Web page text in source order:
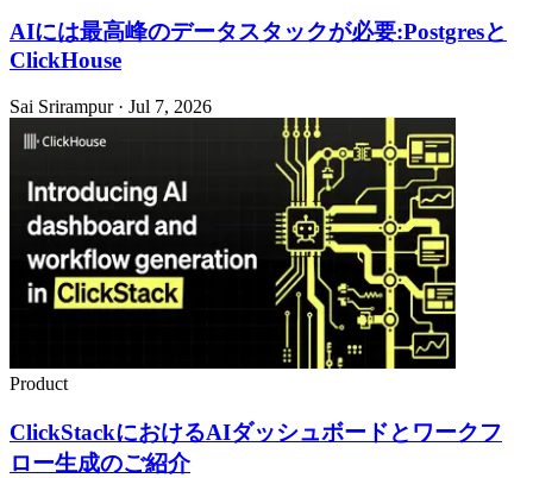
AIには最高峰のデータスタックが必要:Postgresと
ClickHouse
Sai Srirampur · Jul 7, 2026
Product
ClickStackにおけるAIダッシュボードとワークフ
ロー生成のご紹介